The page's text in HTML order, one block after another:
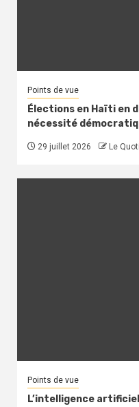
Points de vue
Élections en Haïti en
nécessité
29 juillet 2026 Le
Points de vue
L’intelligence